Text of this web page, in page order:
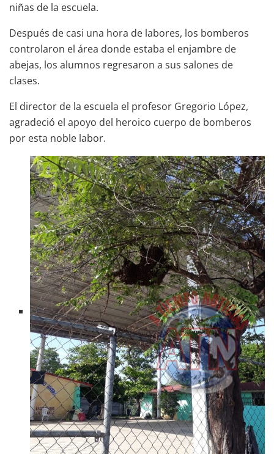
niñas de la escuela.
Después de casi una hora de labores, los bomberos
controlaron el área donde estaba el enjambre de
abejas, los alumnos regresaron a sus salones de
clases.
El director de la escuela el profesor Gregorio López,
agradeció el apoyo del heroico cuerpo de bomberos
por esta noble labor.